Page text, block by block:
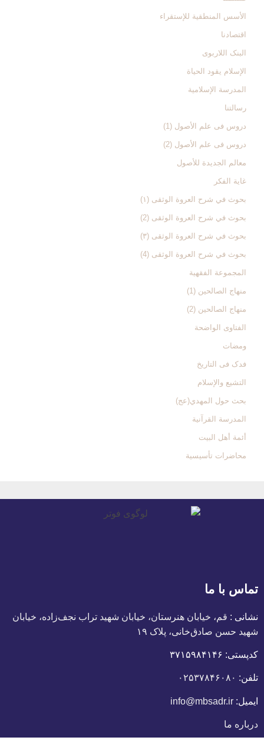
الأسس المنطقیة للإستقراء
اقتصادنا
البنک اللاربوی
الإسلام یقود الحیاة
المدرسة الإسلامیة
رسالتنا
دروس فی علم الأصول (1)
دروس فی علم الأصول (2)
معالم الجدیدة للأصول
غایة الفکر
بحوث في شرح العروة الوثقی (۱)
بحوث في شرح العروة الوثقی (2)
بحوث في شرح العروة الوثقی (۳)
بحوث في شرح العروة الوثقی (4)
المجموعة الفقهیة
منهاج الصالحین (1)
منهاج الصالحین (2)
الفتاوی الواضحة
ومضات
فدک فی التاریخ
التشیع والإسلام
بحث حول المهدي(عج)
المدرسة القرآنیة
أئمة أهل البیت
محاضرات تأسیسیة
تماس با ما
نشانی : قم، خیابان هنرستان، خیابان شهید تراب نجف‌زاده، خیابان
شهید حسن صادق‌خانی، پلاک ١٩
کدپستی:
تلفن: ۰۲۵۳۷۸۴۶۰۸۰
ایمیل: info@mbsadr.ir
درباره ما